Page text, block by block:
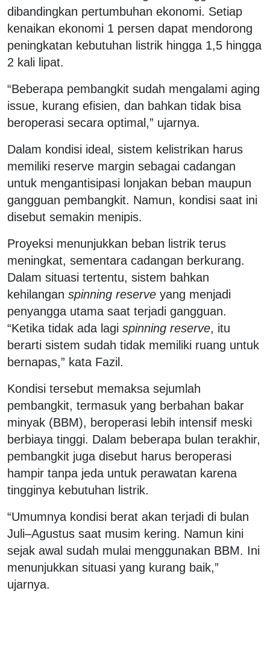
dibandingkan pertumbuhan ekonomi. Setiap
kenaikan ekonomi 1 persen dapat mendorong
peningkatan kebutuhan listrik hingga 1,5 hingga
2 kali lipat.
“Beberapa pembangkit sudah mengalami aging
issue, kurang efisien, dan bahkan tidak bisa
beroperasi secara optimal,” ujarnya.
Dalam kondisi ideal, sistem kelistrikan harus
memiliki reserve margin sebagai cadangan
untuk mengantisipasi lonjakan beban maupun
gangguan pembangkit. Namun, kondisi saat ini
disebut semakin menipis.
Proyeksi menunjukkan beban listrik terus
meningkat, sementara cadangan berkurang.
Dalam situasi tertentu, sistem bahkan
kehilangan spinning reserve yang menjadi
penyangga utama saat terjadi gangguan.
“Ketika tidak ada lagi spinning reserve, itu
berarti sistem sudah tidak memiliki ruang untuk
bernapas,” kata Fazil.
Kondisi tersebut memaksa sejumlah
pembangkit, termasuk yang berbahan bakar
minyak (BBM), beroperasi lebih intensif meski
berbiaya tinggi. Dalam beberapa bulan terakhir,
pembangkit juga disebut harus beroperasi
hampir tanpa jeda untuk perawatan karena
tingginya kebutuhan listrik.
“Umumnya kondisi berat akan terjadi di bulan
Juli–Agustus saat musim kering. Namun kini
sejak awal sudah mulai menggunakan BBM. Ini
menunjukkan situasi yang kurang baik,”
ujarnya.